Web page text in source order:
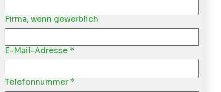
Firma, wenn gewerblich
E-Mail-Adresse*
Telefonnummer*